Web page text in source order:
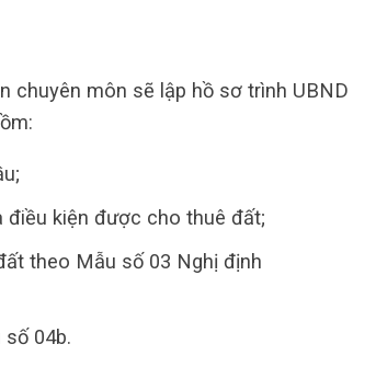
chuyên môn sẽ lập hồ sơ trình UBND
điều kiện được cho thuê đất;
theo Mẫu số 03 Nghị định
04b.